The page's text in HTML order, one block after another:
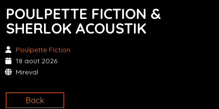
POULPETTE FICTION &
SHERLOK ACOUSTIK
Poulpette Fiction
18 août 2026
Mireval
Back